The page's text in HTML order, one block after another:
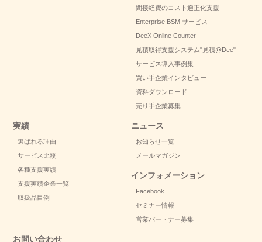
間接経費のコスト適正化支援
Enterprise BSM サービス
DeeX Online Counter
見積取得支援システム"見積@Dee"
サービス導入事例集
買い手企業インタビュー
資料ダウンロード
売り手企業募集
実績
選ばれる理由
サービス比較
各種支援実績
支援実績企業一覧
取扱品目例
ニュース
お知らせ一覧
メールマガジン
インフォメーション
Facebook
セミナー情報
営業パートナー募集
お問い合わせ